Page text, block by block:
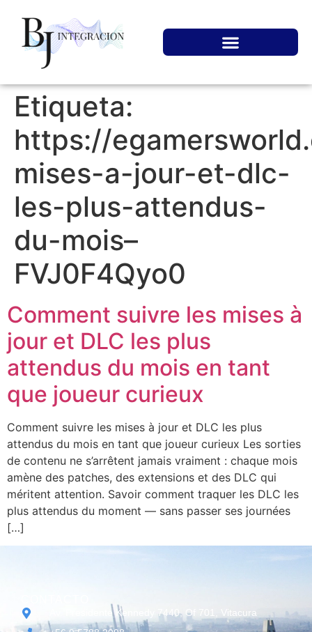
Etiqueta:
https://
mises-a-jour-et-dlc-
les-plus-attendus-
du-mois–
FVJ0F4Qyo0
Comment suivre les mises à
jour et DLC les plus
attendus du mois en tant
que joueur curieux
Comment suivre les mises à jour et DLC les plus
attendus du mois en tant que joueur curieux Les sorties
de contenu ne s’arrêtent jamais vraiment : chaque mois
amène des patches, des extensions et des DLC qui
méritent attention. Savoir comment traquer les DLC les
plus attendus du moment — sans passer ses journées
[…]
Av. Presidente Kennedy 7440, Of 701, Vitacura